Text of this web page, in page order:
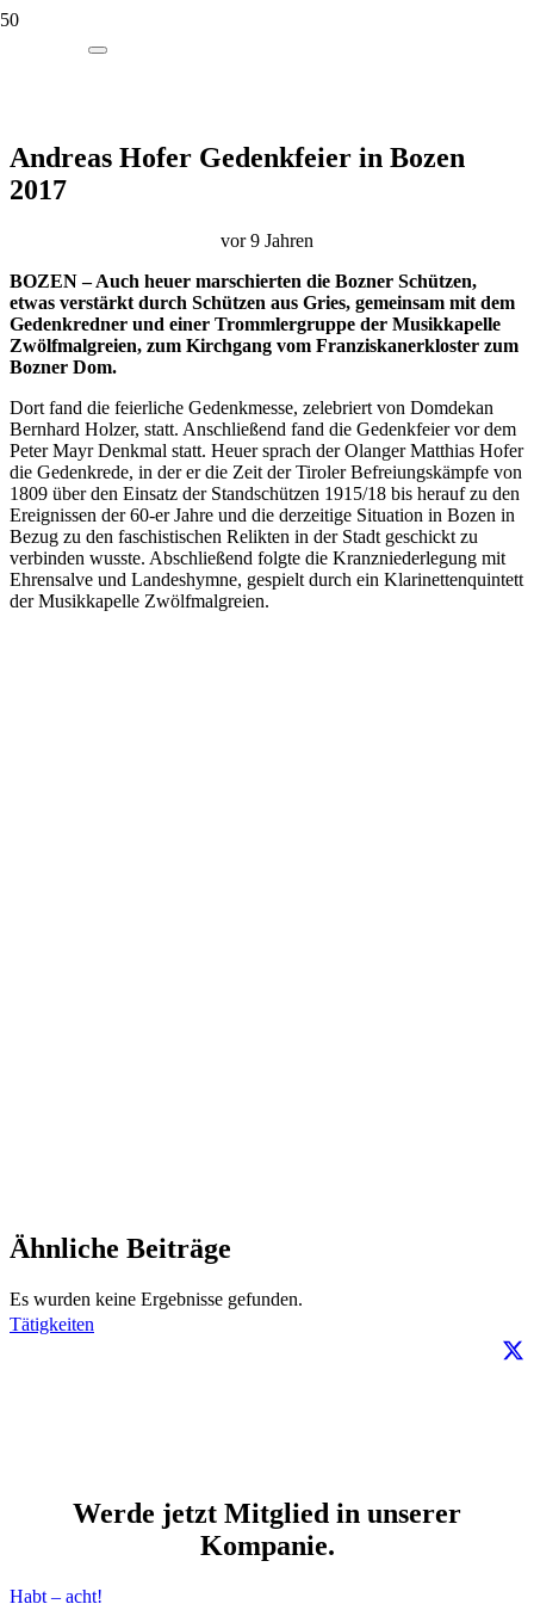
Andreas Hofer Gedenkfeier in Bozen
2017
vor 9 Jahren
BOZEN – Auch heuer marschierten die Bozner Schützen,
etwas verstärkt durch Schützen aus Gries, gemeinsam mit dem
Gedenkredner und einer Trommlergruppe der Musikkapelle
Zwölfmalgreien, zum Kirchgang vom Franziskanerkloster zum
Bozner Dom.
Dort fand die feierliche Gedenkmesse, zelebriert von Domdekan
Bernhard Holzer, statt. Anschließend fand die Gedenkfeier vor dem
Peter Mayr Denkmal statt. Heuer sprach der Olanger Matthias Hofer
die Gedenkrede, in der er die Zeit der Tiroler Befreiungskämpfe von
1809 über den Einsatz der Standschützen 1915/18 bis herauf zu den
Ereignissen der 60-er Jahre und die derzeitige Situation in Bozen in
Bezug zu den faschistischen Relikten in der Stadt geschickt zu
verbinden wusste. Abschließend folgte die Kranzniederlegung mit
Ehrensalve und Landeshymne, gespielt durch ein Klarinettenquintett
der Musikkapelle Zwölfmalgreien.
Ähnliche Beiträge
Es wurden keine Ergebnisse gefunden.
Tätigkeiten
Werde jetzt Mitglied in unserer
Kompanie.
Habt – acht!